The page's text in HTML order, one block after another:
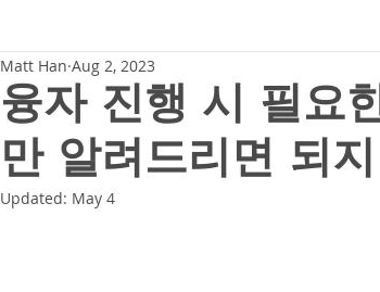
융자 진행 시 필요
만 알려드리면 되
Matt Han Aug 2, 2023
Updated: May 4